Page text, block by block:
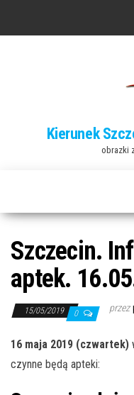
Kierunek
obrazki
Szczecin.
aptek.
15/05/2019 0 przez
16 maja 2019 (czwartek)
czynne będą apteki: